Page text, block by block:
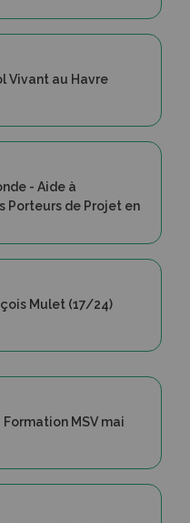
Vivant au Havre
- Aide à
Porteurs de Projet en
Mulet (17/24)
MSV mai